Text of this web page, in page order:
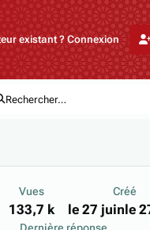
existant ? Connexion
Rechercher…
Vues
133,7 k
Créé
le 27 juinle
Dernière réponse